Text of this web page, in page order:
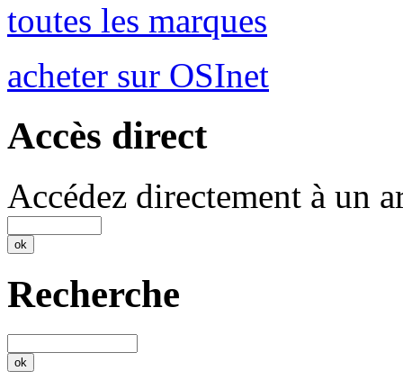
toutes les marques
acheter sur OSInet
Accès direct
Accédez directement à un
Recherche